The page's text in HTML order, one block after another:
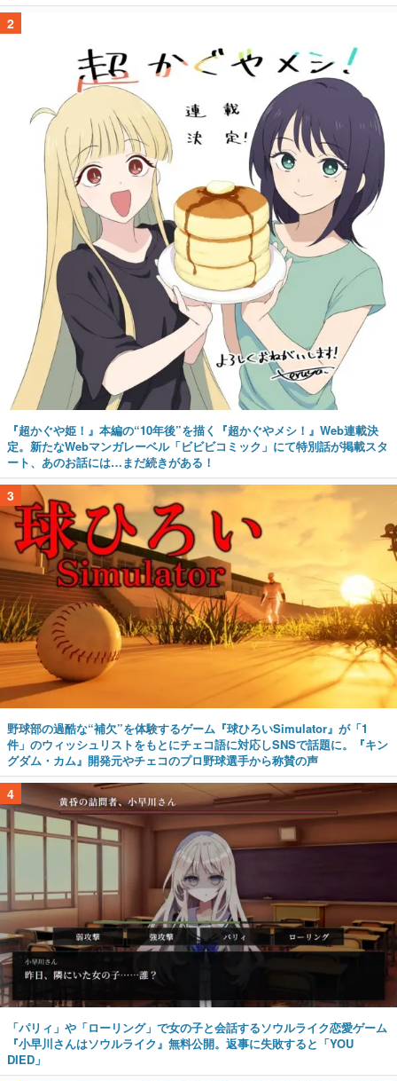
2
『超かぐや姫！』本編の“10年後”を描く『超かぐやメシ！』Web連載決
定。新たなWebマンガレーベル「ビビビコミック」にて特別話が掲載スタ
ート、あのお話には…まだ続きがある！
3
野球部の過酷な“補欠”を体験するゲーム『球ひろいSimulator』が「1
件」のウィッシュリストをもとにチェコ語に対応しSNSで話題に。『キン
グダム・カム』開発元やチェコのプロ野球選手から称賛の声
4
「パリィ」や「ローリング」で女の子と会話するソウルライク恋愛ゲーム
『小早川さんはソウルライク』無料公開。返事に失敗すると「YOU
DIED」